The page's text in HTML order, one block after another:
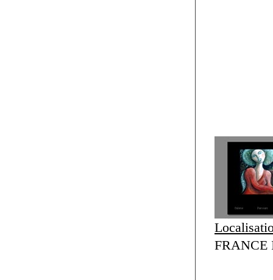
FRANCE